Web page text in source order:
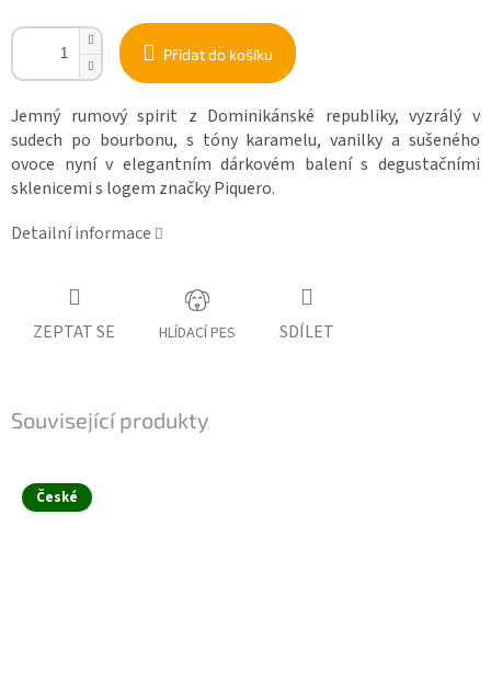
Přidat do košíku
Jemný rumový spirit z Dominikánské republiky, vyzrálý v
sudech po bourbonu, s tóny karamelu, vanilky a sušeného
ovoce nyní v elegantním dárkovém balení s degustačními
sklenicemi s logem značky Piquero.
Detailní informace
ZEPTAT SE HLÍDACÍ PES SDÍLET
Související produkty
České